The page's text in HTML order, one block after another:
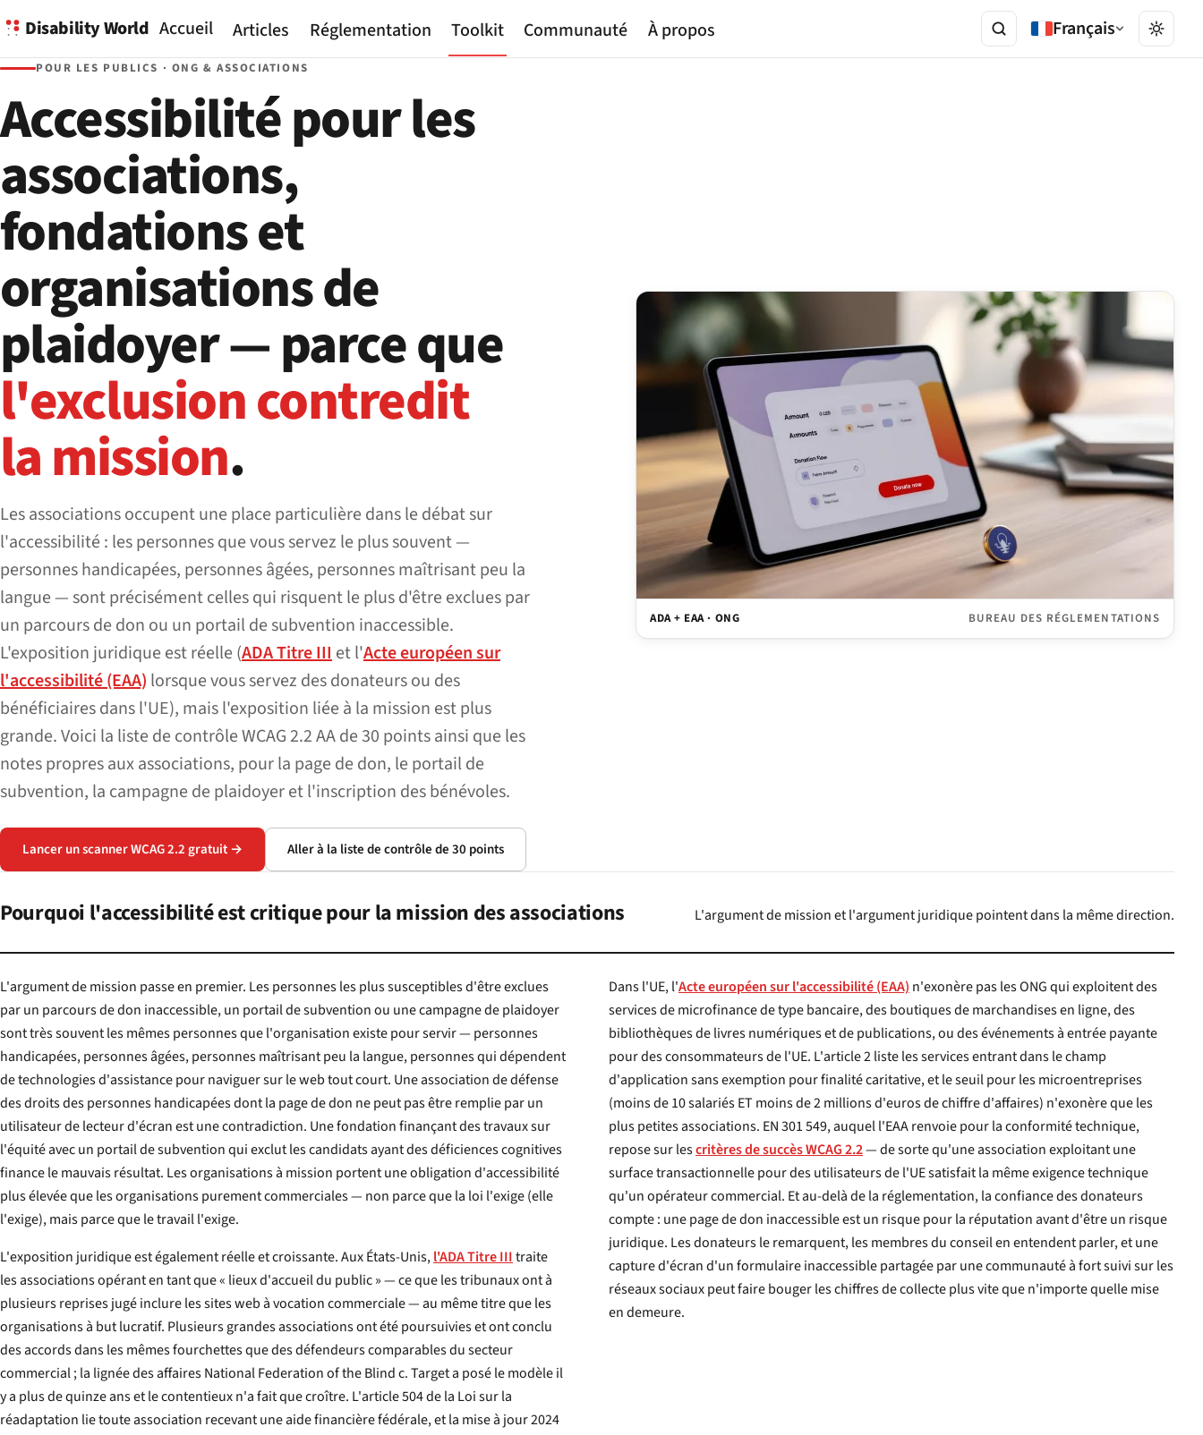
Disability World Accueil Articles Réglementation Toolkit Communauté À propos Français
POUR LES PUBLICS · ONG & ASSOCIATIONS
Accessibilité pour les
associations,
fondations et
organisations de
plaidoyer — parce que
l'exclusion contredit
la mission.
Les associations occupent une place particulière dans le débat sur
l'accessibilité : les personnes que vous servez le plus souvent —
personnes handicapées, personnes âgées, personnes maîtrisant peu la
langue — sont précisément celles qui risquent le plus d'être exclues par
un parcours de don ou un portail de subvention inaccessible.
L'exposition juridique est réelle (ADA Titre IIIet l'Acte européen sur
l'accessibilité (EAA) lorsque vous servez des donateurs ou des
bénéficiaires dans l'UE), mais l'exposition liée à la mission est plus
grande. Voici la liste de contrôle WCAG 2.2 AA de 30 points ainsi que les
notes propres aux associations, pour la page de don, le portail de
subvention, la campagne de plaidoyer et l'inscription des bénévoles.
Lancer un scanner WCAG 2.2 gratuit → Aller à la liste de contrôle de 30 points
ADA + EAA · ONG BUREAU DES RÉGLEMENTATIONS
Pourquoi l'accessibilité est critique pour la mission des associations L'argument de mission et l'argument juridique pointent dans la même direction.
L'argument de mission passe en premier. Les personnes les plus susceptibles d'être exclues
par un parcours de don inaccessible, un portail de subvention ou une campagne de plaidoyer
sont très souvent les mêmes personnes que l'organisation existe pour servir — personnes
handicapées, personnes âgées, personnes maîtrisant peu la langue, personnes qui dépendent
de technologies d'assistance pour naviguer sur le web tout court. Une association de défense
des droits des personnes handicapées dont la page de don ne peut pas être remplie par un
utilisateur de lecteur d'écran est une contradiction. Une fondation finançant des travaux sur
l'équité avec un portail de subvention qui exclut les candidats ayant des déficiences cognitives
finance le mauvais résultat. Les organisations à mission portent une obligation d'accessibilité
plus élevée que les organisations purement commerciales — non parce que la loi l'exige (elle
l'exige), mais parce que le travail l'exige.
L'exposition juridique est également réelle et croissante. Aux États-Unis,l'ADA Titre IIItraite
les associations opérant en tant que « lieux d'accueil du public » — ce que les tribunaux ont à
plusieurs reprises jugé inclure les sites web à vocation commerciale — au même titre que les
organisations à but lucratif. Plusieurs grandes associations ont été poursuivies et ont conclu
des accords dans les mêmes fourchettes que des défendeurs comparables du secteur
commercial ; la lignée des affaires National Federation of the Blind c. Target a posé le modèle il
y a plus de quinze ans et le contentieux n'a fait que croître. L'article 504 de la Loi sur la
réadaptation lie toute association recevant une aide financière fédérale, et la mise à jour 2024
Dans l'UE, l'Acte européen sur l'accessibilité (EAA) n'exonère pas les ONG qui exploitent des
services de microfinance de type bancaire, des boutiques de marchandises en ligne, des
bibliothèques de livres numériques et de publications, ou des événements à entrée payante
pour des consommateurs de l'UE. L'article 2 liste les services entrant dans le champ
d'application sans exemption pour finalité caritative, et le seuil pour les microentreprises
(moins de 10 salariés ET moins de 2 millions d'euros de chiffre d'affaires) n'exonère que les
plus petites associations. EN 301 549, auquel l'EAA renvoie pour la conformité technique,
repose sur lescritères de succès WCAG 2.2— de sorte qu'une association exploitant une
surface transactionnelle pour des utilisateurs de l'UE satisfait la même exigence technique
qu'un opérateur commercial. Et au-delà de la réglementation, la confiance des donateurs
compte : une page de don inaccessible est un risque pour la réputation avant d'être un risque
juridique. Les donateurs le remarquent, les membres du conseil en entendent parler, et une
capture d'écran d'un formulaire inaccessible partagée par une communauté à fort suivi sur les
réseaux sociaux peut faire bouger les chiffres de collecte plus vite que n'importe quelle mise
en demeure.